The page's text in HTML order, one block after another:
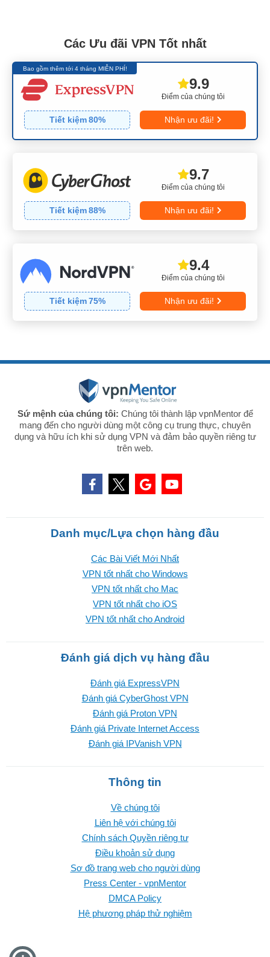
Các Ưu đãi VPN Tốt nhất
Bao gồm thêm tới 4 tháng MIỄN PHÍ!
Điểm của chúng tôi
9.9
Tiết kiệm 80% Nhận ưu đãi!
Điểm của chúng tôi
9.7
Tiết kiệm 88% Nhận ưu đãi!
Điểm của chúng tôi
9.4
Tiết kiệm 75% Nhận ưu đãi!
Sứ mệnh của chúng tôi: Chúng tôi thành lập vpnMentor để
mang đến cho người dùng một công cụ trung thực, chuyên
dụng và hữu ích khi sử dụng VPN và đảm bảo quyền riêng tư
trên web.
Danh mục/Lựa chọn hàng đầu
Các Bài Viết Mới Nhất
VPN tốt nhất cho Windows
VPN tốt nhất cho Mac
VPN tốt nhất cho iOS
VPN tốt nhất cho Android
Đánh giá dịch vụ hàng đầu
Đánh giá ExpressVPN
Đánh giá CyberGhost VPN
Đánh giá Proton VPN
Đánh giá Private Internet Access
Đánh giá IPVanish VPN
Thông tin
Về chúng tôi
Liên hệ với chúng tôi
Chính sách Quyền riêng tư
Điều khoản sử dụng
Sơ đồ trang web cho người dùng
Press Center - vpnMentor
DMCA Policy
Hệ phương pháp thử nghiệm